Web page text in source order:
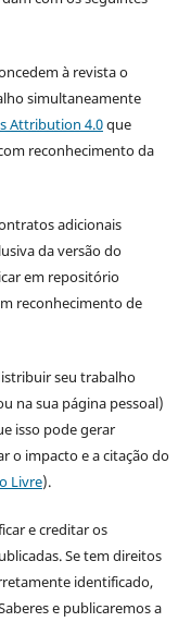
à revista o
simultaneamente
Attribution 4.0que
reconhecimento da
adicionais
da versão do
em repositório
reconhecimento de
seu trabalho
na sua página pessoal)
isso pode gerar
o impacto e a citação do
Livre).
e creditar os
Se tem direitos
identificado,
e publicaremos a